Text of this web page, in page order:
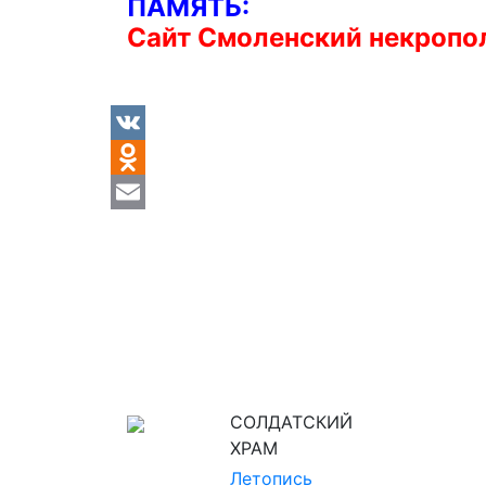
ПАМЯТЬ:
Сайт Смоленский
VK
Odnoklassniki
СОЛДАТСКИЙ
ХРАМ
Летопись